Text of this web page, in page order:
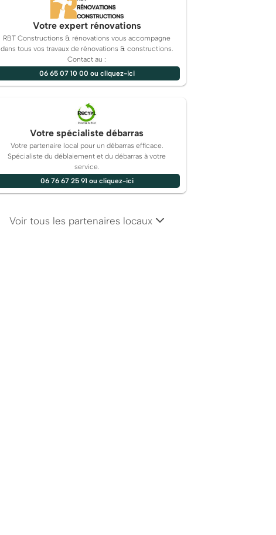
Votre expert rénovations
RBT Constructions & rénovations vous accompagne
dans tous vos travaux de rénovations & constructions.
Contact au :
06 65 07 10 00 ou cliquez-ici
Votre spécialiste débarras
Votre partenaire local pour un débarras efficace.
Spécialiste du déblaiement et du débarras à votre
service.
06 76 67 25 91 ou cliquez-ici
Voir tous les partenaires locaux